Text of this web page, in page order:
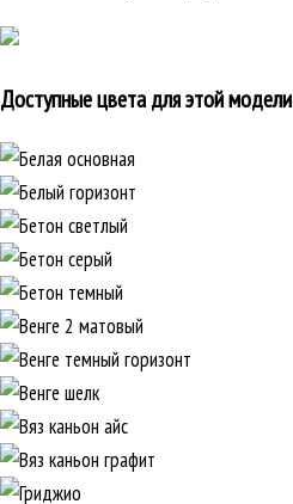
Доступные цвета для этой модели